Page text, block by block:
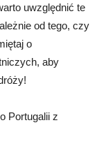
uwzględnić te
od tego, czy
o
aby
Portugalii z